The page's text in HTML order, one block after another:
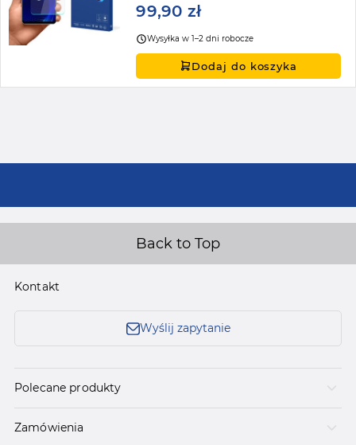
99,90 zł
Wysyłka w 1–2 dni robocze
Dodaj do koszyka
Back to Top
Kontakt
Wyślij zapytanie
Polecane produkty
Zamówienia